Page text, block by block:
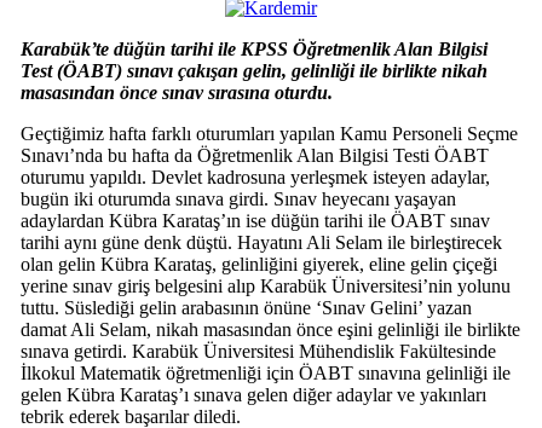
Karabük’te düğün tarihi ile KPSS Öğretmenlik Alan Bilgisi
Test (ÖABT) sınavı çakışan gelin, gelinliği ile birlikte nikah
masasından önce sınav sırasına oturdu.
Geçtiğimiz hafta farklı oturumları yapılan Kamu Personeli Seçme
Sınavı’nda bu hafta da Öğretmenlik Alan Bilgisi Testi ÖABT
oturumu yapıldı. Devlet kadrosuna yerleşmek isteyen adaylar,
bugün iki oturumda sınava girdi. Sınav heyecanı yaşayan
adaylardan Kübra Karataş’ın ise düğün tarihi ile ÖABT sınav
tarihi aynı güne denk düştü. Hayatını Ali Selam ile birleştirecek
olan gelin Kübra Karataş, gelinliğini giyerek, eline gelin çiçeği
yerine sınav giriş belgesini alıp Karabük Üniversitesi’nin yolunu
tuttu. Süslediği gelin arabasının önüne ‘Sınav Gelini’ yazan
damat Ali Selam, nikah masasından önce eşini gelinliği ile birlikte
sınava getirdi. Karabük Üniversitesi Mühendislik Fakültesinde
İlkokul Matematik öğretmenliği için ÖABT sınavına gelinliği ile
gelen Kübra Karataş’ı sınava gelen diğer adaylar ve yakınları
tebrik ederek başarılar diledi.